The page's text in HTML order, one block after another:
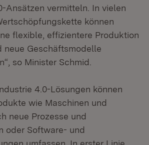
Ansätzen vermitteln. In vielen
können
flexible, effizientere Produktion
neue Geschäftsmodelle
so Minister Schmid.
4.0-Lösungen können
wie Maschinen und
neue Prozesse und
oder Software- und